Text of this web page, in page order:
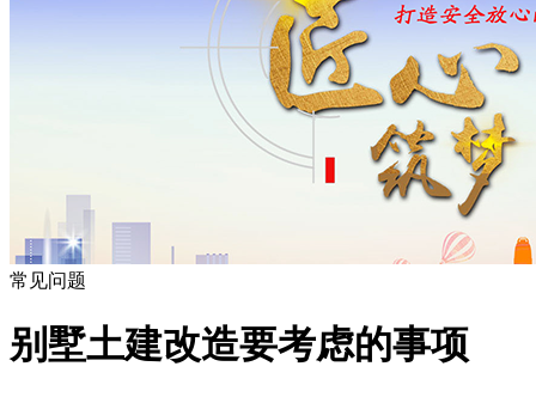
常见问题
别墅土建改造要考虑的事项